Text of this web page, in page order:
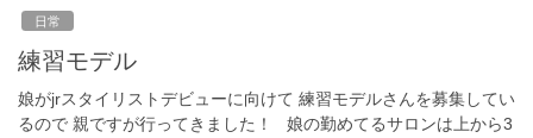
日常
練習モデル
娘がjrスタイリストデビューに向けて 練習モデルさんを募集してい
るので 親ですが行ってきました！ 娘の勤めてるサロンは上から3